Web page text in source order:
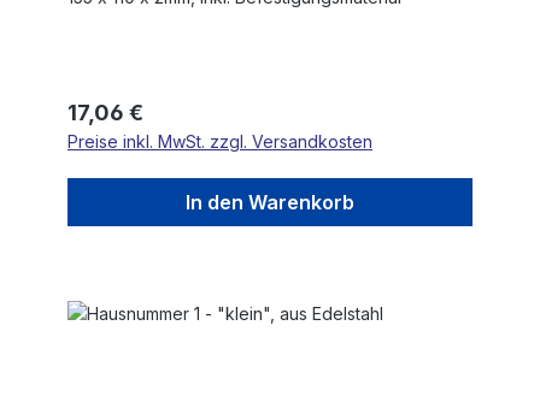
Regulärer Preis:
17,06 €
Preise inkl. MwSt. zzgl. Versandkosten
In den Warenkorb